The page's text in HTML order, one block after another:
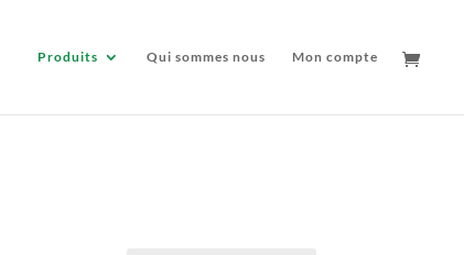
Produits Qui sommes nous Mon compte